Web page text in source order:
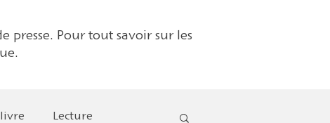
presse. Pour tout savoir sur les
livre Lecture